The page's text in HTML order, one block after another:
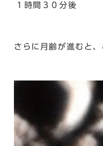
１時間３０分後
さらに月齢が進むと、